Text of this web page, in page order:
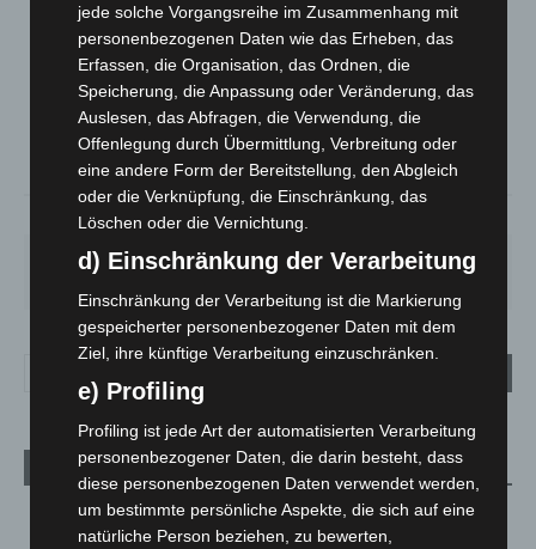
LANGENHAGEN
Klarer Himmel
21.9° 22.7°
21.6°
62% 3.6m/s
DO.
°
FR. SA.
27
SO. MO.
35°
Aktuelle Beiträge
Region Hannover: 21 neue Notfallsanitäter starten beim
Roten Kreuz
jede solche Vorgangsreihe im Zusammenhang mit
personenbezogenen Daten wie das Erheben, das
Erfassen, die Organisation, das Ordnen, die
Speicherung, die Anpassung oder Veränderung, das
Auslesen, das Abfragen, die Verwendung, die
Offenlegung durch Übermittlung, Verbreitung oder
eine andere Form der Bereitstellung, den Abgleich
oder die Verknüpfung, die Einschränkung, das
Löschen oder die Vernichtung.
d) Einschränkung der Verarbeitung
Einschränkung der Verarbeitung ist die Markierung
gespeicherter personenbezogener Daten mit dem
Ziel, ihre künftige Verarbeitung einzuschränken.
e) Profiling
Profiling ist jede Art der automatisierten Verarbeitung
personenbezogener Daten, die darin besteht, dass
diese personenbezogenen Daten verwendet werden,
um bestimmte persönliche Aspekte, die sich auf eine
natürliche Person beziehen, zu bewerten,